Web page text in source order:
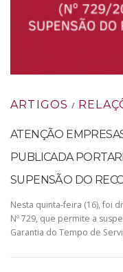
ARTIGOS /
ATENÇÃO
PUBLICADA
SUPENSÃO DO
Nesta quinta-feira (16), foi
Nº 729, que permite a
Garantia do Tempo de